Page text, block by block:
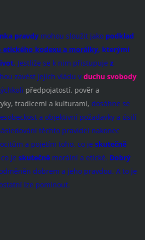
pravdymohou sloužit jako podklad
etického kodexu a morálky, kterými
Jestliže se k nim přistupuje z
zavést jejich vládu v duchu svobody
předpojatostí, pověr a
tradicemi a kulturami, dosáhne se
a objektivní požadavky a úsilí
těchto pravidel nakonec
a pojetím toho, co je skutečně
je skutečněmorální a etické. Dobrý
dobrem a jeho pravdou. A to je
lze pominout.